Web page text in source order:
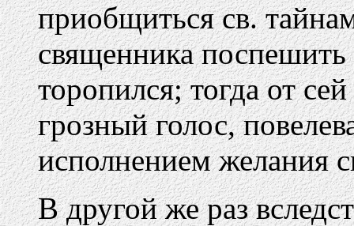
приобщиться св.
священника
торопился; тогда от
грозный голос,
исполнением желания
В другой же раз